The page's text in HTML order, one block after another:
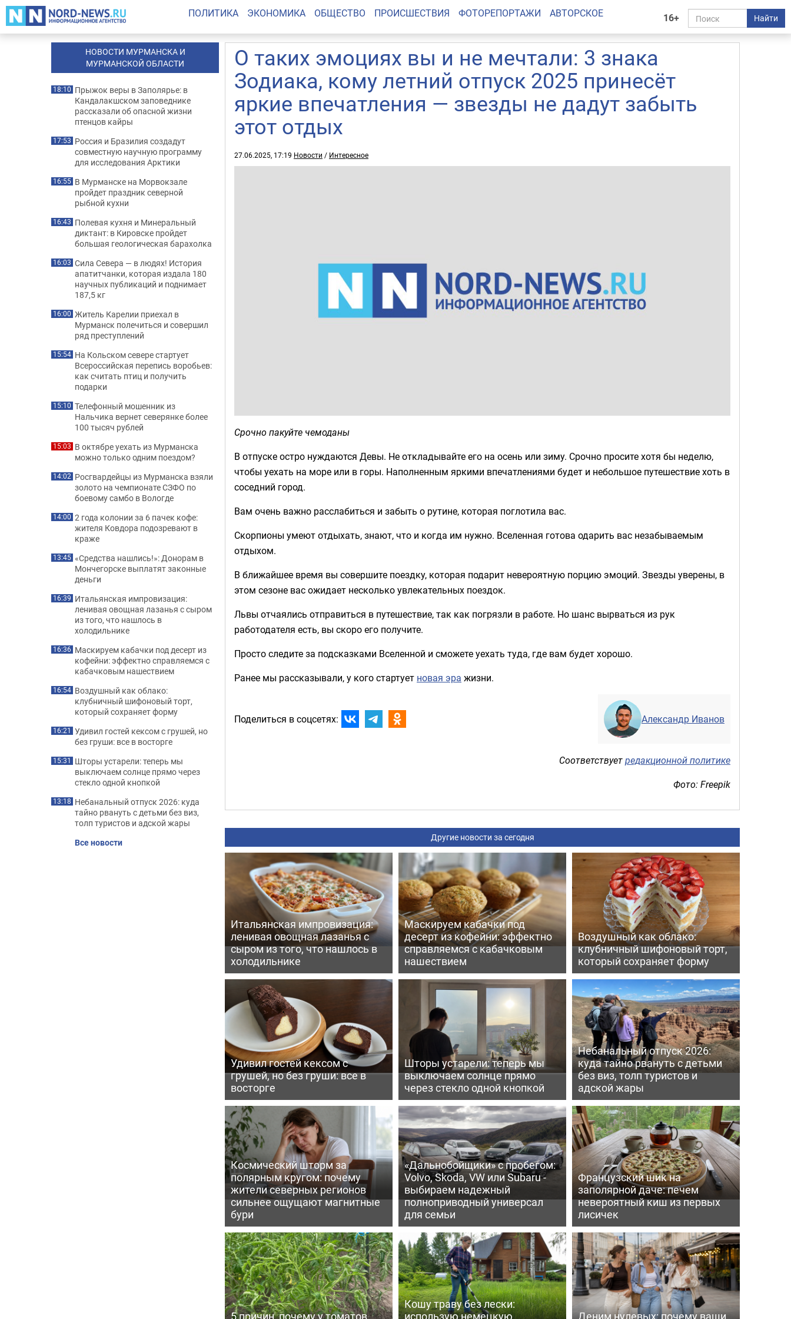
16+ Найти
ПОЛИТИКА ЭКОНОМИКА ОБЩЕСТВО ПРОИСШЕСТВИЯ ФОТОРЕПОРТАЖИ АВТОРСКОЕ
О таких эмоциях вы и не мечтали: 3 знака
Зодиака, кому летний отпуск 2025 принесёт
яркие впечатления — звезды не дадут забыть
этот отдых
27.06.2025, 17:19 Новости / Интересное
Срочно пакуйте чемоданы
В отпуске остро нуждаются Девы. Не откладывайте его на осень или зиму. Срочно просите хотя бы неделю,
чтобы уехать на море или в горы. Наполненным яркими впечатлениями будет и небольшое путешествие хоть в
соседний город.
Вам очень важно расслабиться и забыть о рутине, которая поглотила вас.
Скорпионы умеют отдыхать, знают, что и когда им нужно. Вселенная готова одарить вас незабываемым
отдыхом.
В ближайшее время вы совершите поездку, которая подарит невероятную порцию эмоций. Звезды уверены, в
этом сезоне вас ожидает несколько увлекательных поездок.
Львы отчаялись отправиться в путешествие, так как погрязли в работе. Но шанс вырваться из рук
работодателя есть, вы скоро его получите.
Просто следите за подсказками Вселенной и сможете уехать туда, где вам будет хорошо.
Ранее мы рассказывали, у кого стартует новая эра жизни.
Поделиться в соцсетях: Александр Иванов
Соответствуетредакционной политике
Фото: Freepik
Другие новости за сегодня
Итальянская импровизация:
ленивая овощная лазанья с
сыром из того, что нашлось в
холодильнике
Маскируем кабачки под
десерт из кофейни: эффектно
справляемся с кабачковым
нашествием
Воздушный как облако:
клубничный шифоновый торт,
который сохраняет форму
Удивил гостей кексом с
грушей, но без груши: все в
восторге
Шторы устарели: теперь мы
выключаем солнце прямо
через стекло одной кнопкой
Небанальный отпуск 2026:
куда тайно рвануть с детьми
без виз, толп туристов и
адской жары
Космический шторм за
полярным кругом: почему
жители северных регионов
сильнее ощущают магнитные
бури
«Дальнобойщики» с пробегом:
Volvo, Skoda, VW или Subaru -
выбираем надежный
полноприводный универсал
для семьи
Французский шик на
заполярной даче: печем
невероятный киш из первых
лисичек
5 причин, почему у томатов
Кошу траву без лески:
использую немецкую
Деним нулевых: почему ваши
НОВОСТИ МУРМАНСКА И
МУРМАНСКОЙ ОБЛАСТИ
18:10 Прыжок веры в Заполярье: в
Кандалакшском заповеднике
рассказали об опасной жизни
птенцов кайры
17:53 Россия и Бразилия создадут
совместную научную программу
для исследования Арктики
16:55 В Мурманске на Морвокзале
пройдет праздник северной
рыбной кухни
16:43 Полевая кухня и Минеральный
диктант: в Кировске пройдет
большая геологическая барахолка
16:03 Сила Севера — в людях! История
апатитчанки, которая издала 180
научных публикаций и поднимает
187,5 кг
16:00 Житель Карелии приехал в
Мурманск полечиться и совершил
ряд преступлений
15:54 На Кольском севере стартует
Всероссийская перепись воробьев:
как считать птиц и получить
подарки
15:10 Телефонный мошенник из
Нальчика вернет северянке более
100 тысяч рублей
15:03 В октябре уехать из Мурманска
можно только одним поездом?
14:02 Росгвардейцы из Мурманска взяли
золото на чемпионате СЗФО по
боевому самбо в Вологде
14:00 2 года колонии за 6 пачек кофе:
жителя Ковдора подозревают в
краже
13:45 «Средства нашлись!»: Донорам в
Мончегорске выплатят законные
деньги
16:39 Итальянская импровизация:
ленивая овощная лазанья с сыром
из того, что нашлось в
холодильнике
16:36 Маскируем кабачки под десерт из
кофейни: эффектно справляемся с
кабачковым нашествием
16:54 Воздушный как облако:
клубничный шифоновый торт,
который сохраняет форму
16:21 Удивил гостей кексом с грушей, но
без груши: все в восторге
15:31 Шторы устарели: теперь мы
выключаем солнце прямо через
стекло одной кнопкой
13:18 Небанальный отпуск 2026: куда
тайно рвануть с детьми без виз,
толп туристов и адской жары
Все новости